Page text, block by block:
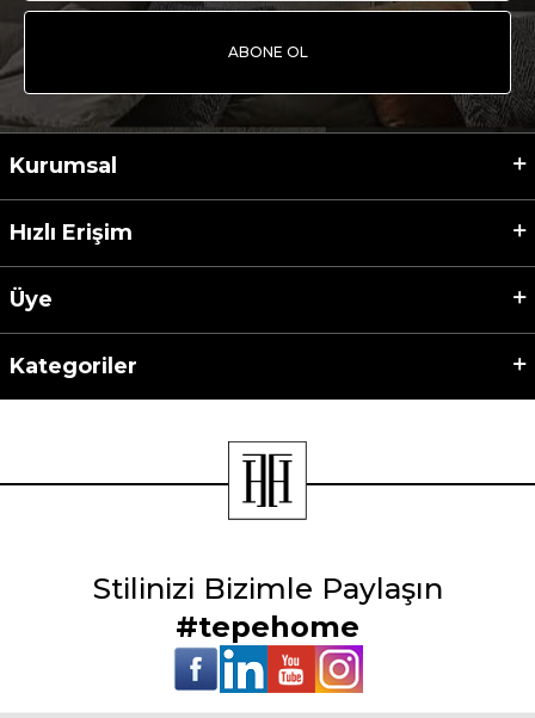
ABONE OL
Kurumsal
Hızlı Erişim
Üye
Kategoriler
Stilinizi Bizimle Paylaşın
#tepehome